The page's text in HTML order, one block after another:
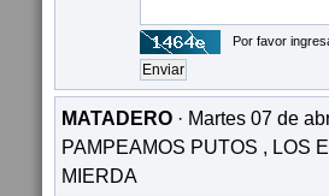
Por favor
MATADERO · Martes 07 de
PAMPEAMOS PUTOS , LOS
MIERDA